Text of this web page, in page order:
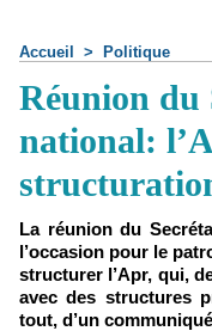
Accueil > Politique
Réunion du
national:
La réunion du
l’occasion pour le
structurer l’Apr, qui,
avec des structures
tout, d’un